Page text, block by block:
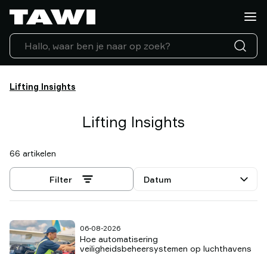
Lifting Insights
Lifting Insights
66 artikelen
Selecteer
sortering
Filter
06-08-2026
Hoe automatisering
veiligheidsbeheersystemen op luchthavens
Wat
wilt
u
tillen?
Tilhulpen
ondersteuning
Insights
contact
op
TAWI